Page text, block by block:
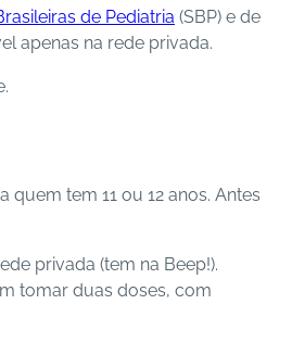
de Pediatria (SBP) e de
apenas na rede privada.
tem 11 ou 12 anos. Antes
privada (tem na Beep!).
tomar duas doses, com